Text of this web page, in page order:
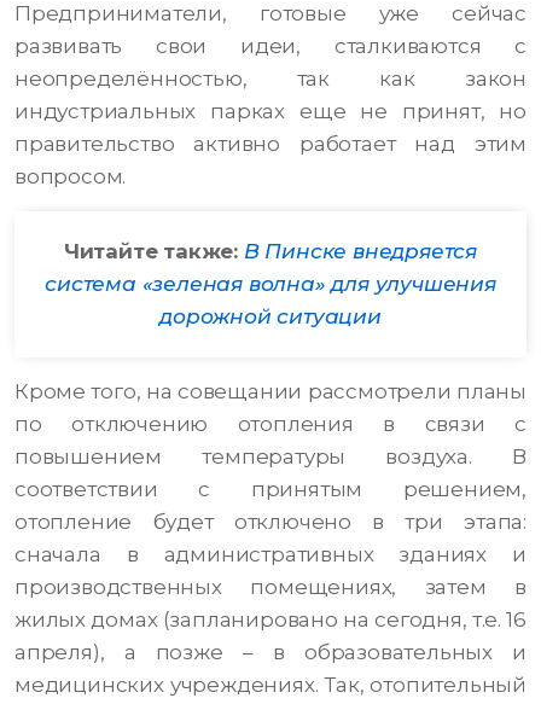
Предприниматели, готовые уже сейчас
развивать свои идеи, сталкиваются с
неопределённостью, так как закон
индустриальных парках еще не принят, но
правительство активно работает над этим
вопросом.
Читайте также: В Пинске внедряется
система «зеленая волна» для улучшения
дорожной ситуации
Кроме того, на совещании рассмотрели планы
по отключению отопления в связи с
повышением температуры воздуха. В
соответствии с принятым решением,
отопление будет отключено в три этапа:
сначала в административных зданиях и
производственных помещениях, затем в
жилых домах (запланировано на сегодня, т.е. 16
апреля), а позже – в образовательных и
медицинских учреждениях. Так, отопительный